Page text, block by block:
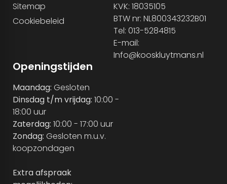
Sitemap
Cookiebeleid
KVK: 18035105
BTW nr: NL800343232B01
Tel: 013-5284815
E-mail:
Info@kooskluytmans.nl
Openingstijden
Maandag: Gesloten
Dinsdag t/m vrijdag: 10:00 -
18:00 uur
Zaterdag: 10:00 - 17:00 uur
Zondag: Gesloten m.u.v.
koopzondagen
Extra afspraak